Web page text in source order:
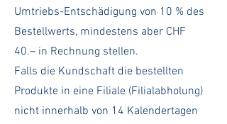
Umtriebs-Entschädigung von 10 % des
Bestellwerts, mindestens aber CHF
40.– in Rechnung stellen.
Falls die Kundschaft die bestellten
Produkte in eine Filiale (Filialabholung)
nicht innerhalb von 14 Kalendertagen